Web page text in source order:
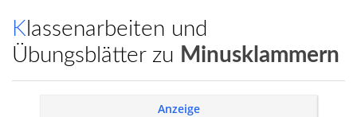
Klassenarbeiten und
Übungsblätter zu Minusklammern
Anzeige